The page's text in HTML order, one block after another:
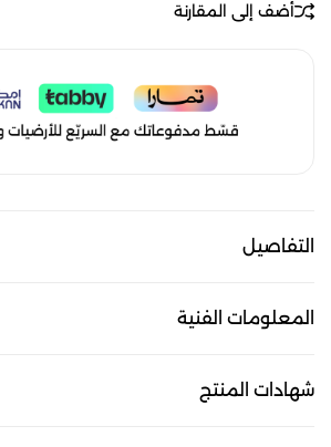
أضف إلى المقارنة
التفاصيل
المعلومات الفنية
شهادات المنتج